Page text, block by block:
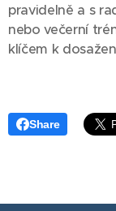
pravidelně a s
nebo večerní
klíčem k
Share